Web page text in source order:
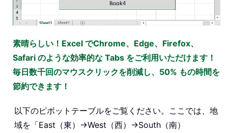
素晴らしい！Excel でChrome、Edge、Firefox、
Safari のような効率的な Tabs をご利用いただけます！
毎日数千回のマウスクリックを削減し、50% もの時間を
節約できます！
以下のピボットテーブルをご覧ください。ここでは、地
域を「East（東）→West（西）→South（南）